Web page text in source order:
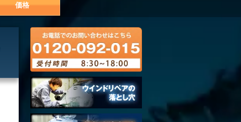
価格